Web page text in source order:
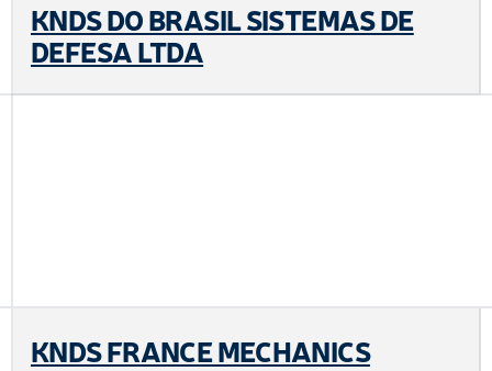
KNDS DO BRASIL SISTEMAS DE
DEFESA LTDA
KNDS FRANCE MECHANICS